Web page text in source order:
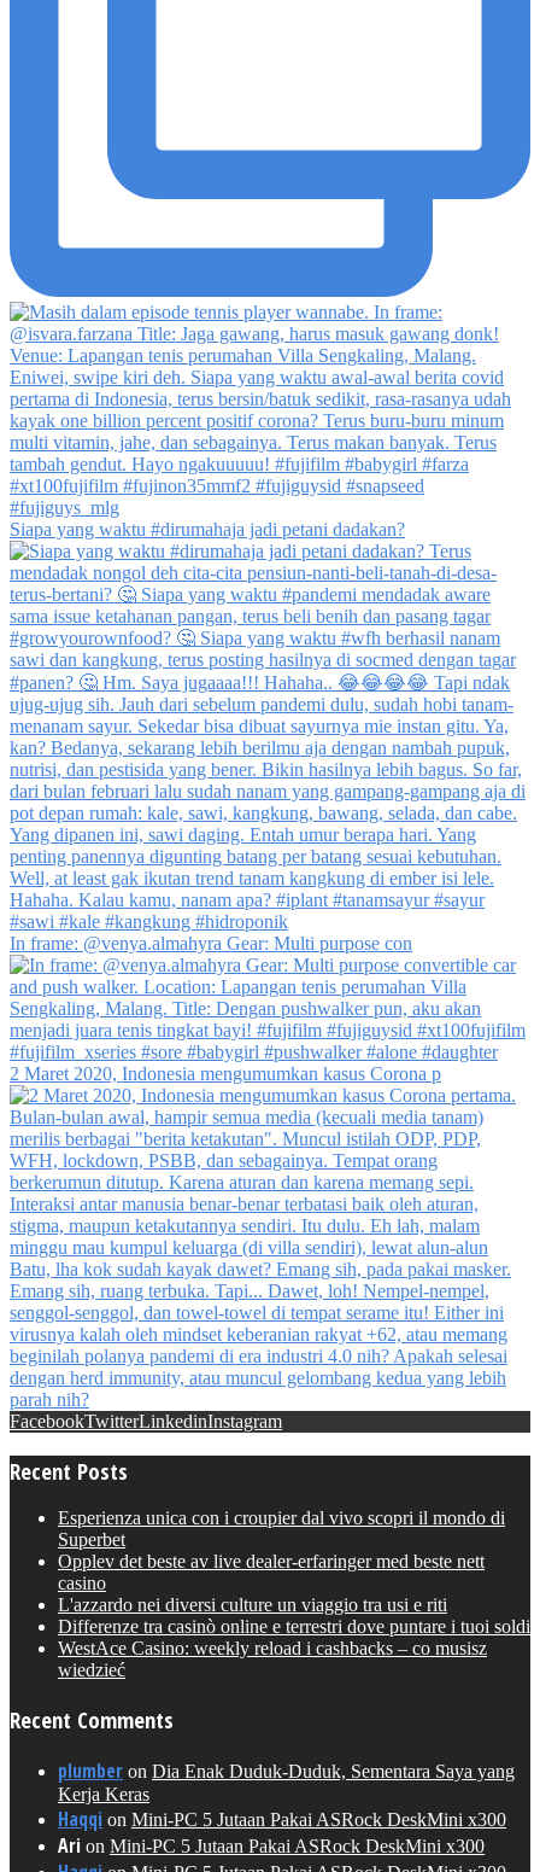
Siapa yang waktu #dirumahaja jadi petani dadakan?
In frame: @venya.almahyra Gear: Multi purpose con
2 Maret 2020, Indonesia mengumumkan kasus Corona p
FacebookTwitterLinkedinInstagram
Recent Posts
Esperienza unica con i croupier dal vivo scopri il mondo di
Superbet
Opplev det beste av live dealer-erfaringer med beste nett
casino
L'azzardo nei diversi culture un viaggio tra usi e riti
Differenze tra casinò online e terrestri dove puntare i tuoi soldi
WestAce Casino: weekly reload i cashbacks – co musisz
wiedzieć
Recent Comments
plumber on Dia Enak Duduk-Duduk, Sementara Saya yang
Kerja Keras
Haqqi on Mini-PC 5 Jutaan Pakai ASRock DeskMini x300
Ari on Mini-PC 5 Jutaan Pakai ASRock DeskMini x300